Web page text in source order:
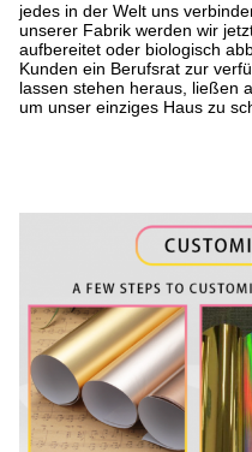
jedes in der Welt uns
unserer Fabrik werden wir
aufbereitet oder biologisch
Kunden ein Berufsrat zur
lassen stehen heraus, ließen
um unser einziges Haus zu